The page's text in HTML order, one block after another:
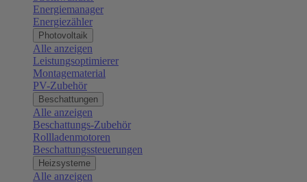
Energiemanager
Energiezähler
Photovoltaik
Alle anzeigen
Leistungsoptimierer
Montagematerial
PV-Zubehör
Beschattungen
Alle anzeigen
Beschattungs-Zubehör
Rollladenmotoren
Beschattungssteuerungen
Heizsysteme
Alle anzeigen